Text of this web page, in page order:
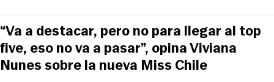
“Va a destacar, pero no para llegar al top
five, eso no va a pasar”, opina Viviana
Nunes sobre la nueva Miss Chile